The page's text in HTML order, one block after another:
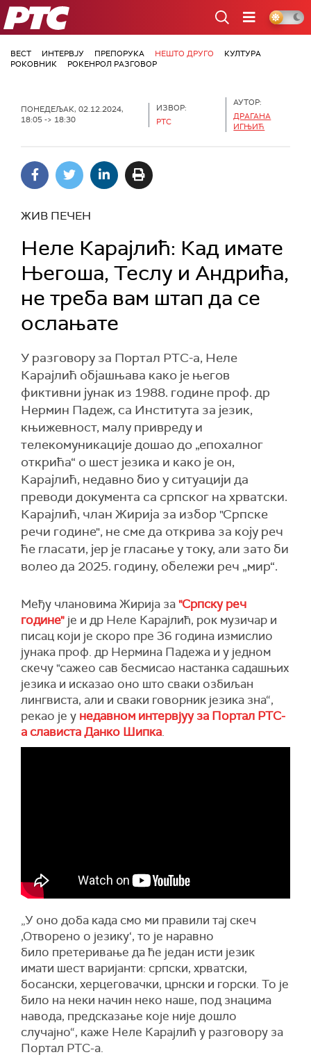
РТС
ВЕСТ ИНТЕРВЈУ ПРЕПОРУКА НЕШТО ДРУГО
КУЛТУРА
РОКОВНИК
РОКЕНРОЛ РАЗГОВОР
ПОНЕДЕЉАК, 02.12.2024,
18:05 -> 18:30
ИЗВОР:
РТС
АУТОР:
ДРАГАНА
ИГЊИЋ
ЖИВ ПЕЧЕН
Неле Карајлић: Кад имате
Његоша, Теслу и Андрића,
не треба вам штап да се
ослањате
У разговору за Портал РТС-а, Неле
Карајлић објашњава како је његов
фиктивни јунак из 1988. године проф. др
Нермин Падеж, са Института за језик,
књижевност, малу привреду и
телекомуникације дошао до „епохалног
открића“ о шест језика и како је он,
Карајлић, недавно био у ситуацији да
преводи документа са српског на хрватски.
Карајлић, члан Жирија за избор "Српске
речи године", не сме да открива за коју реч
ће гласати, јер је гласање у току, али зато би
волео да 2025. годину, обележи реч „мир“.
Међу члановима Жирија за"Српску реч
године" је и др Неле Карајлић, рок музичар и
писац који је скоро пре 36 година измислио
јунака проф. др Нермина Падежа и у једном
скечу "сажео сав бесмисао настанка садашњих
језика и исказао оно што сваки озбиљан
лингвиста, али и сваки говорник језика зна“,
рекао је у недавном интервјуу за Портал РТС-
а слависта Данко Шипка.
„У оно доба када смо ми правили тај скеч
‚Отворено о језику‘, то је наравно
било претеривање да ће један исти језик
имати шест варијанти: српски, хрватски,
босански, херцеговачки, црнски и горски. То је
било на неки начин неко наше, под знацима
навода, предсказање које није дошло
случајно“, каже Неле Карајлић у разговору за
Портал РТС-а.